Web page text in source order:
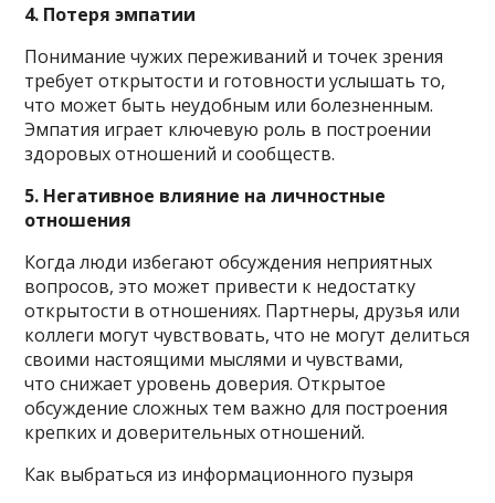
4. Потеря эмпатии
Понимание чужих переживаний и точек зрения
требует открытости и готовности услышать то,
что может быть неудобным или болезненным.
Эмпатия играет ключевую роль в построении
здоровых отношений и сообществ.
5. Негативное влияние на личностные
отношения
Когда люди избегают обсуждения неприятных
вопросов, это может привести к недостатку
открытости в отношениях. Партнеры, друзья или
коллеги могут чувствовать, что не могут делиться
своими настоящими мыслями и чувствами,
что снижает уровень доверия. Открытое
обсуждение сложных тем важно для построения
крепких и доверительных отношений.
Как выбраться из информационного пузыря